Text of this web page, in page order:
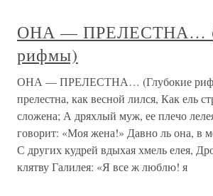
ОНА — ПРЕЛЕСТНА…
рифмы)
ОНА — ПРЕЛЕСТНА… (Глубокие
прелестна, как весной лился, Как ель
сложена; А дряхлый муж, ее плечо
говорит: «Моя жена!» Давно ль она, в
С других кудрей вдыхая хмель елея,
клятву Галилея: «Я все ж люблю! я